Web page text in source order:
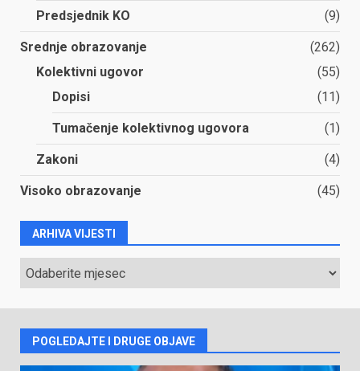
Predsjednik KO (9)
Srednje obrazovanje
(262)
Kolektivni ugovor
(55)
Dopisi
(11)
Tumačenje kolektivnog ugovora (1)
Zakoni (4)
Visoko obrazovanje (45)
ARHIVA VIJESTI
ARHIVA
VIJESTI
POGLEDAJTE I DRUGE OBJAVE